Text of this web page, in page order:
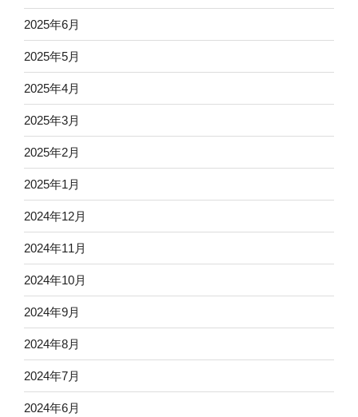
2025年6月
2025年5月
2025年4月
2025年3月
2025年2月
2025年1月
2024年12月
2024年11月
2024年10月
2024年9月
2024年8月
2024年7月
2024年6月